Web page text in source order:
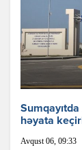
həyata
Avqust 06, 09:33